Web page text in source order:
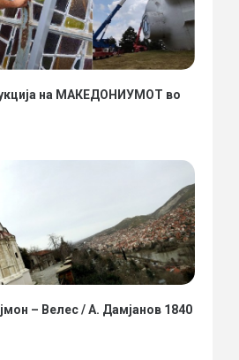
на МАКЕДОНИУМОТ во
– Велес / А. Дамјанов 1840